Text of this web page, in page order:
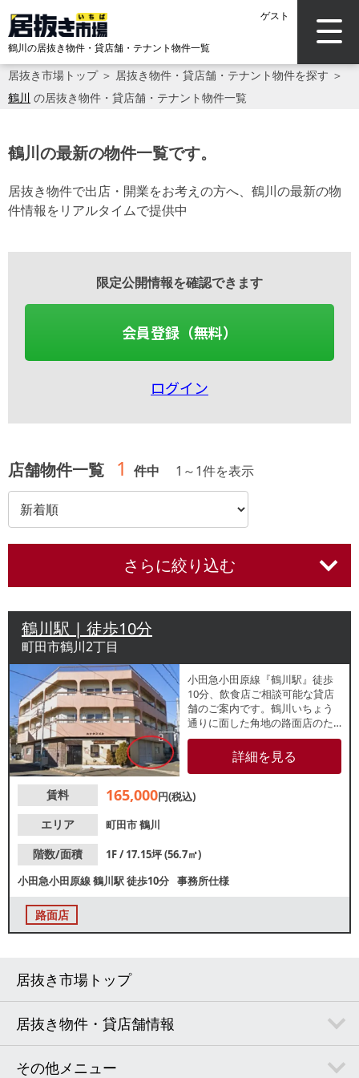
ゲスト
鶴川の居抜き物件・貸店舗・テナント物件一覧
居抜き市場トップ＞ 居抜き物件・貸店舗・テナント物件を探す ＞
鶴川 の居抜き物件・貸店舗・テナント物件一覧
鶴川の最新の物件一覧です。
居抜き物件で出店・開業をお考えの方へ、鶴川の最新の物
件情報をリアルタイムで提供中
限定公開情報を確認できます
会員登録（無料）
ログイン
店舗物件一覧 1 件中 1 ～1件を表示
さらに絞り込む
鶴川駅 | 徒歩10分
町田市鶴川2丁目
小田急小田原線『鶴川駅』徒歩
10分、飲食店ご相談可能な貸店
舗のご案内です。鶴川いちょう
通りに面した角地の路面店のた
め視認性良好！また、バス停か
ら徒歩1分の好立地でもありバス
利用者などの地域住民を中心と
はレスタンダードまでお問い合
詳細を見る
賃料 165,000円(税込)
エリア
町田市鶴川
階数/面積
1F / 17.15坪 (56.7㎡)
小田急小田原線鶴川駅徒歩10分 事務所仕様
路面店
居抜き市場トップ
居抜き物件・貸店舗情報
その他メニュー